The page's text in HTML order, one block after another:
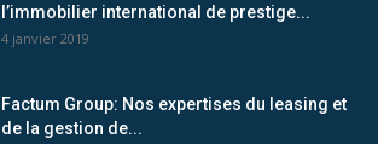
l’immobilier international de prestige...
4 janvier 2019
Factum Group: Nos expertises du leasing et
de la gestion de...